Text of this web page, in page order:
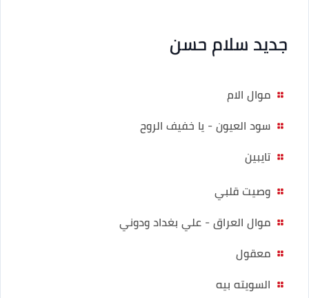
جديد سلام حسن
موال الام
سود العيون - يا خفيف الروح
تايبين
وصيت قلبي
موال العراق - علي بغداد ودوني
معقول
السويته بيه